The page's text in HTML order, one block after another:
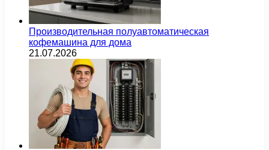
Производительная полуавтоматическая
кофемашина для дома
21.07.2026